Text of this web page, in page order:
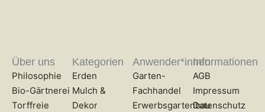
Über uns
Philosophie
Bio-Gärtnerei
Torffreie
Kategorien
Erden
Mulch &
Dekor
Anwender*innen
Garten-
Fachhandel
Erwerbsgartenbau
Informationen
AGB
Impressum
Datenschutz